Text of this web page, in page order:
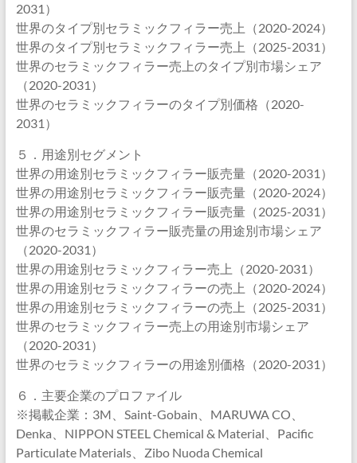
2031）
世界のタイプ別セラミックフィラー売上（2020-2024）
世界のタイプ別セラミックフィラー売上（2025-2031）
世界のセラミックフィラー売上のタイプ別市場シェア
（2020-2031）
世界のセラミックフィラーのタイプ別価格（2020-
2031）
５．用途別セグメント
世界の用途別セラミックフィラー販売量（2020-2031）
世界の用途別セラミックフィラー販売量（2020-2024）
世界の用途別セラミックフィラー販売量（2025-2031）
世界のセラミックフィラー販売量の用途別市場シェア
（2020-2031）
世界の用途別セラミックフィラー売上（2020-2031）
世界の用途別セラミックフィラーの売上（2020-2024）
世界の用途別セラミックフィラーの売上（2025-2031）
世界のセラミックフィラー売上の用途別市場シェア
（2020-2031）
世界のセラミックフィラーの用途別価格（2020-2031）
６．主要企業のプロファイル
※掲載企業：3M、Saint-Gobain、MARUWA CO、
Denka、NIPPON STEEL Chemical & Material、Pacific
Particulate Materials、Zibo Nuoda Chemical